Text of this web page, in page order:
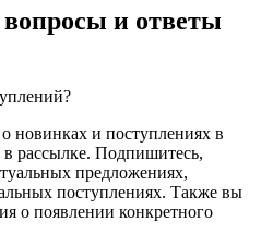
и ответы
и поступлениях в
в рассылке. Подпишитесь,
предложениях,
поступлениях. Также вы
о появлении конкретного